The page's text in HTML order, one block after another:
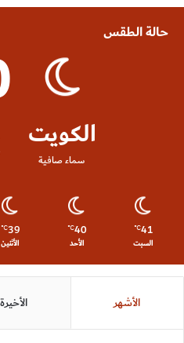
حالة الطقس
الكويت
سماء صافية
41
℃
السبت
40
℃
الأحد
39
℃
الأثنين
الأشهر الأخيرة